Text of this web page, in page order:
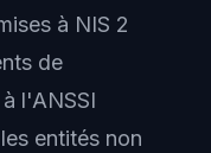
à NIS 2
de
l'ANSSI
entités non